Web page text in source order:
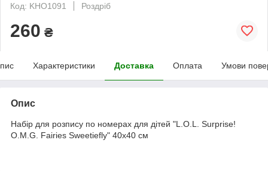
Код: KHO1091
Роздріб
260 ₴
Характеристики Доставка Оплата Умови
Опис
Набір для розпису по номерах для дітей "L.O.L. Surprise!
O.M.G. Fairies Sweetiefly" 40х40 см